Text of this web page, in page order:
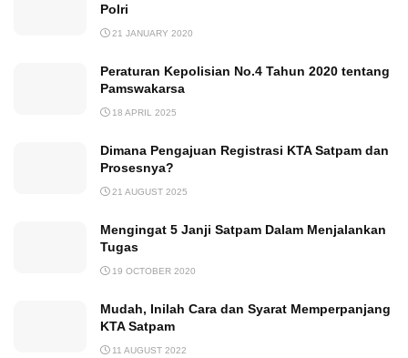
Polri
21 JANUARY 2020
Peraturan Kepolisian No.4 Tahun 2020 tentang
Pamswakarsa
18 APRIL 2025
Dimana Pengajuan Registrasi KTA Satpam dan
Prosesnya?
21 AUGUST 2025
Mengingat 5 Janji Satpam Dalam Menjalankan
Tugas
19 OCTOBER 2020
Mudah, Inilah Cara dan Syarat Memperpanjang
KTA Satpam
11 AUGUST 2022